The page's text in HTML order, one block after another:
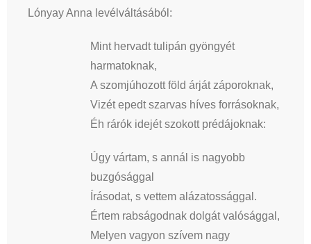
Lónyay Anna levélváltásából:
Mint hervadt tulipán gyöngyét
harmatoknak,
A szomjúhozott föld árját záporoknak,
Vizét epedt szarvas híves forrásoknak,
Éh rárók idejét szokott prédájoknak:
Úgy vártam, s annál is nagyobb
buzgósággal
Írásodat, s vettem alázatossággal.
Értem rabságodnak dolgát valósággal,
Melyen vagyon szívem nagy